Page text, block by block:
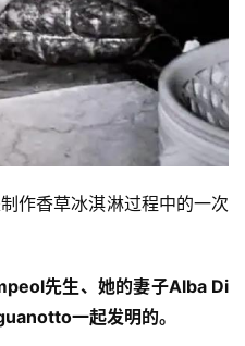
作香草冰淇淋过程中的一次
先生、她的妻子Alba Di
一起发明的。